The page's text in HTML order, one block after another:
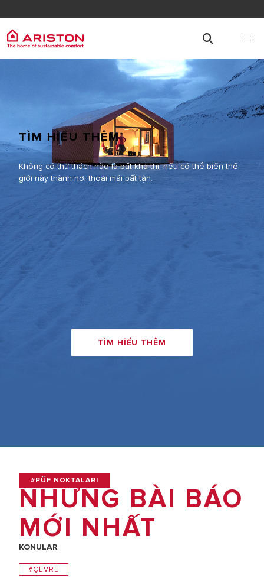
TÌM HIỂU THÊM
Không có thử thách nào là bất khả thi, nếu có thể biến thế
giới này thành nơi thoải mái bất tận.
TÌM HIỂU THÊM
#PÜF NOKTALARI
NHỮNG BÀI BÁO
MỚI NHẤT
KONULAR
#ÇEVRE